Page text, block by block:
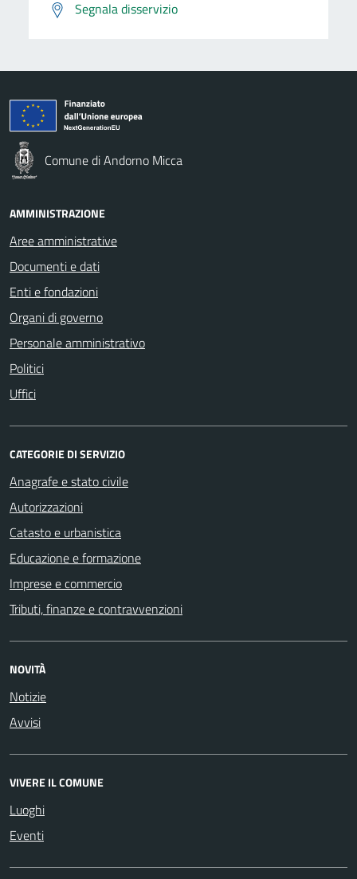
Segnala disservizio
Comune di Andorno Micca
AMMINISTRAZIONE
Aree amministrative
Documenti e dati
Enti e fondazioni
Organi di governo
Personale amministrativo
Politici
Uffici
CATEGORIE DI SERVIZIO
Anagrafe e stato civile
Autorizzazioni
Catasto e urbanistica
Educazione e formazione
Imprese e commercio
Tributi, finanze e contravvenzioni
NOVITÀ
Notizie
Avvisi
VIVERE IL COMUNE
Luoghi
Eventi